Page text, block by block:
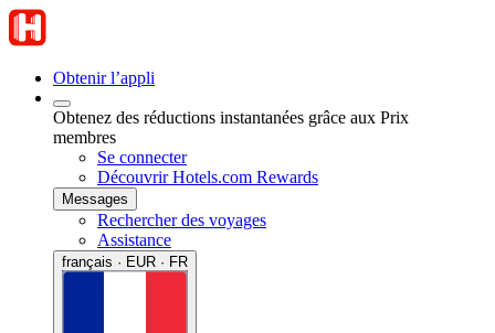
Obtenir l’appli
Obtenez des réductions instantanées grâce aux Prix
membres
Se connecter
Découvrir Hotels.com Rewards
Messages
Rechercher des voyages
Assistance
français · EUR · FR